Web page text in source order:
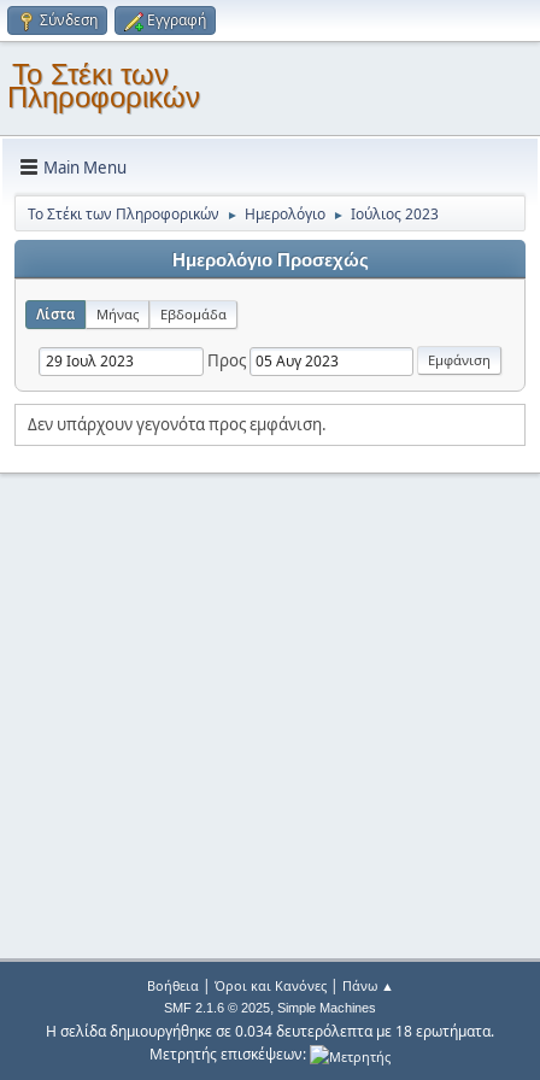
Σύνδεση Εγγραφή
Το Στέκι των
Πληροφορικών
Main Menu
Το Στέκι των Πληροφορικών ► Ημερολόγιο ► Ιούλιος 2023
Ημερολόγιο Προσεχώς
Λίστα Μήνας Εβδομάδα
Προς
Δεν υπάρχουν γεγονότα προς εμφάνιση.
Βοήθεια| Όροι και Κανόνες| Πάνω ▲
SMF 2.1.6 © 2025, Simple Machines
Η σελίδα δημιουργήθηκε σε 0.034 δευτερόλεπτα με 18 ερωτήματα.
Μετρητής επισκέψεων: